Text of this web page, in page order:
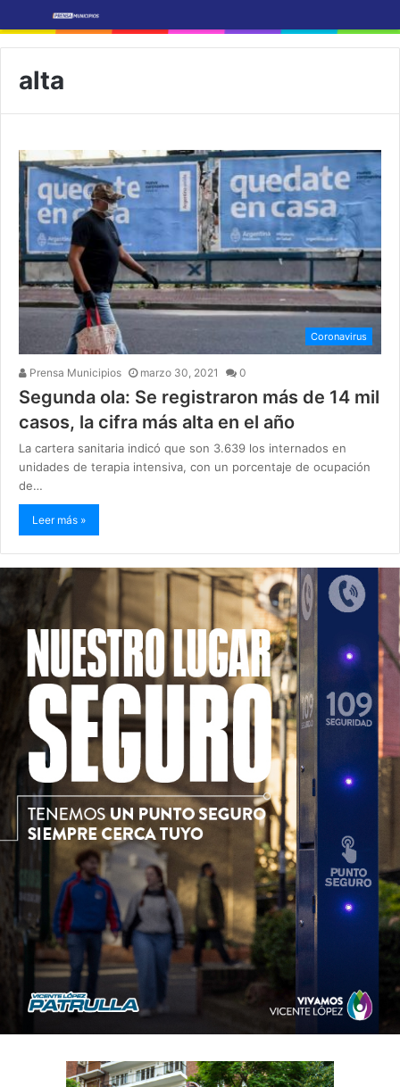
alta
Coronavirus
Prensa Municipios marzo 30, 2021 0
Segunda ola: Se registraron más de 14 mil
casos, la cifra más alta en el año
La cartera sanitaria indicó que son 3.639 los internados en
unidades de terapia intensiva, con un porcentaje de ocupación
de…
Leer más »